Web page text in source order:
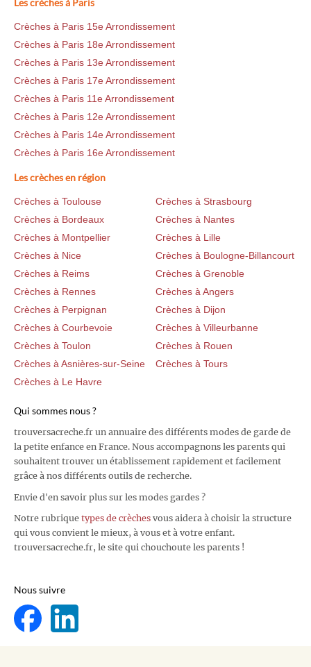
Les crèches à Paris
Crèches à Paris 15e Arrondissement
Crèches à Paris 18e Arrondissement
Crèches à Paris 13e Arrondissement
Crèches à Paris 17e Arrondissement
Crèches à Paris 11e Arrondissement
Crèches à Paris 12e Arrondissement
Crèches à Paris 14e Arrondissement
Crèches à Paris 16e Arrondissement
Les crèches en région
Crèches à Toulouse
Crèches à Strasbourg
Crèches à Bordeaux
Crèches à Nantes
Crèches à Montpellier
Crèches à Lille
Crèches à Nice
Crèches à Boulogne-Billancourt
Crèches à Reims
Crèches à Grenoble
Crèches à Rennes
Crèches à Angers
Crèches à Perpignan
Crèches à Dijon
Crèches à Courbevoie
Crèches à Villeurbanne
Crèches à Toulon
Crèches à Rouen
Crèches à Asnières-sur-Seine
Crèches à Tours
Crèches à Le Havre
Qui sommes nous ?
trouversacreche.fr un annuaire des différents modes de garde de
la petite enfance en France. Nous accompagnons les parents qui
souhaitent trouver un établissement rapidement et facilement
grâce à nos différents outils de recherche.
Envie d'en savoir plus sur les modes gardes ?
Notre rubrique types de crèches vous aidera à choisir la structure
qui vous convient le mieux, à vous et à votre enfant.
trouversacreche.fr, le site qui chouchoute les parents !
Nous suivre